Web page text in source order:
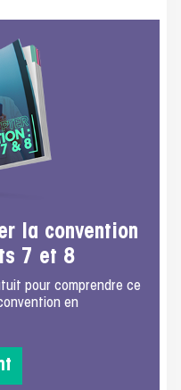
la convention
7 et 8
pour comprendre ce
en